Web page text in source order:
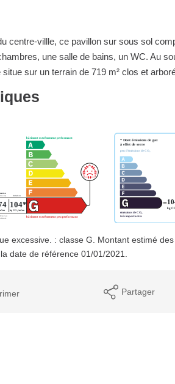
centre-villle, ce pavillon sur sous sol
une salle de bains, un WC. Au
sur un terrain de 719 m² clos et
excessive. : classe G. Montant estimé
date de référence 01/01/2021.
Partager